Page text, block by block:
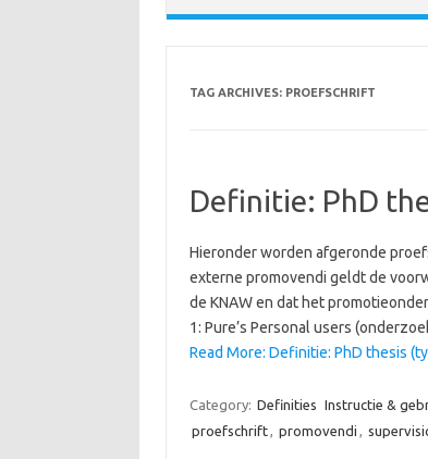
TAG ARCHIVES: PROEFSCHRIFT
Definitie: PhD
Hieronder worden afgeronde
externe promovendi geldt de
de KNAW en dat het
1: Pure’s Personal users
Read More: Definitie: PhD thesis
Category: Definities Instructie &
proefschrift, promovendi ,